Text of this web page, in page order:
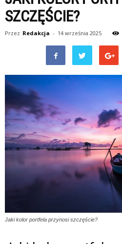
SZCZĘŚCIE?
Przez Redakcja - 14 września 2025
Jaki kolor portfela przynosi szczęście?